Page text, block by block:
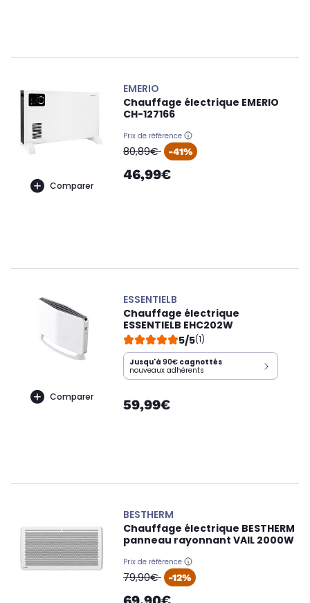
Comparer
EMERIO
Chauffage électrique EMERIO
CH-127166
Prix de référence
oldPrice
80,89€ -41%
46,99€
Comparer
ESSENTIELB
Chauffage électrique
ESSENTIELB EHC202W
5/5(1)
Jusqu'à 90€ cagnottés
nouveaux adhérents
59,99€
BESTHERM
Chauffage électrique BESTHERM
panneau rayonnant VAIL 2000W
Prix de référence
oldPrice
79,90€ -12%